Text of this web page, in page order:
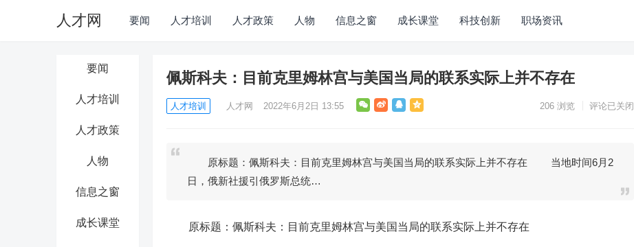
人才网 要闻 人才培训 人才政策 人物 信息之窗 成长课堂 科技创新 职场资讯
要闻
人才培训
人才政策
人物
信息之窗
成长课堂
佩斯科夫：目前克里姆林宫与美国当局的联系实际上并不存在
人才培训 人才网 2022年6月2日 13:55 206 浏览 评论已关闭
原标题：佩斯科夫：目前克里姆林宫与美国当局的联系实际上并不存在 当地时间6月2
日，俄新社援引俄罗斯总统…
原标题：佩斯科夫：目前克里姆林宫与美国当局的联系实际上并不存在